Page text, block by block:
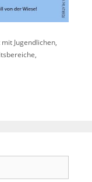
Jugendlichen,
,